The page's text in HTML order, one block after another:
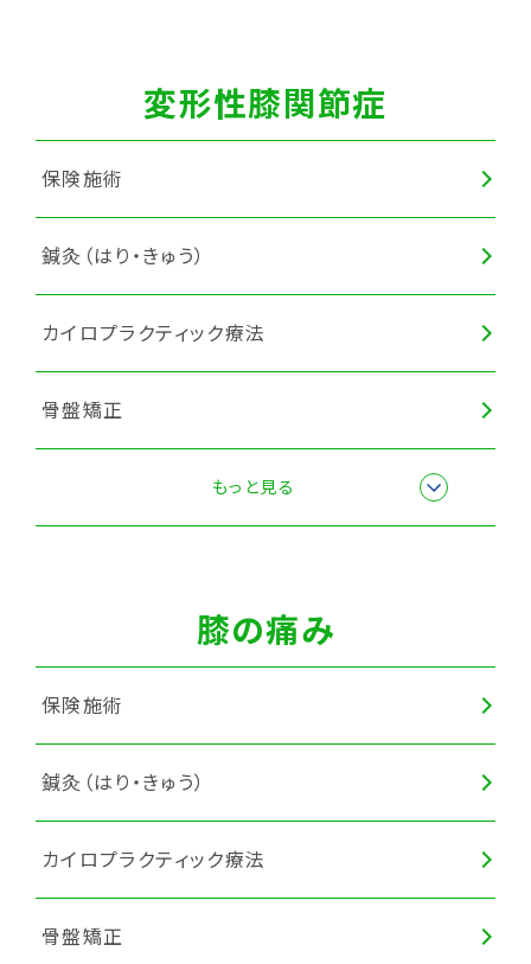
変形性膝関節症
保険施術
鍼灸（はり・きゅう）
カイロプラクティック療法
骨盤矯正
もっと見る
膝の痛み
保険施術
鍼灸（はり・きゅう）
カイロプラクティック療法
骨盤矯正